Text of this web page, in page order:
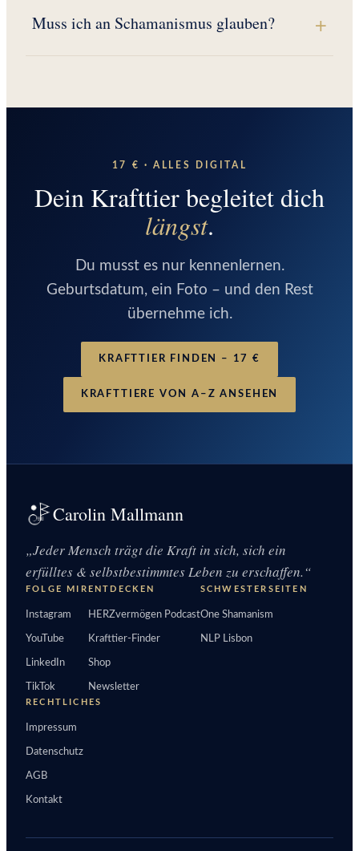
Muss ich an Schamanismus glauben?
17 € · ALLES DIGITAL
Dein Krafttier begleitet dich
längst.
Du musst es nur kennenlernen.
Geburtsdatum, ein Foto – und den Rest
übernehme ich.
KRAFTTIER FINDEN – 17 €
KRAFTTIERE VON A–Z ANSEHEN
Carolin Mallmann
„Jeder Mensch trägt die Kraft in sich, sich ein
erfülltes & selbstbestimmtes Leben zu erschaffen.“
FOLGE MIR
Instagram
YouTube
LinkedIn
TikTok
ENTDECKEN
HERZvermögen Podcast
Krafttier-Finder
Shop
Newsletter
SCHWESTERSEITEN
One Shamanism
NLP Lisbon
RECHTLICHES
Impressum
Datenschutz
AGB
Kontakt